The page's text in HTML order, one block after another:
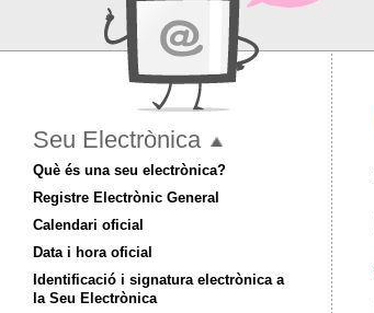
Seu Electrònica
Què és una seu electrònica?
Registre Electrònic General
Calendari oficial
Data i hora oficial
Identificació i signatura electrònica a
la Seu Electrònica